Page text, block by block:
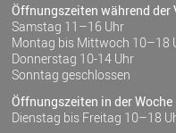
Öffnungszeiten während der
Samstag 11–16 Uhr
Montag bis Mittwoch 10–18
Donnerstag 10-14 Uhr
Sonntag geschlossen
Öffnungszeiten in der
Dienstag bis Freitag 10–18